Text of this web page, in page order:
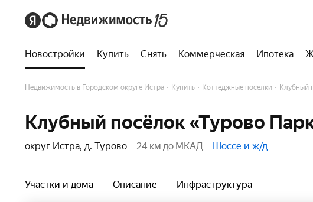
Новостройки Купить Снять Коммерческая Ипотека
Недвижимость в Городском округе Истра Купить Коттеджные поселки Клубный
Клубный посёлок «Турово
округ Истра, д. Турово 24 км до МКАД Шоссе и ж/д
Участки и дома Описание Инфраструктура